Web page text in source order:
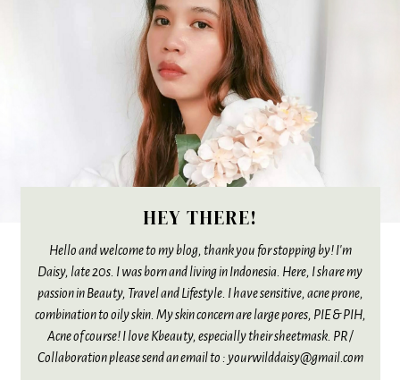
HEY THERE!
Hello and welcome to my blog, thank you for stopping by! I'm
Daisy, late 20s. I was born and living in Indonesia. Here, I share my
passion in Beauty, Travel and Lifestyle. I have sensitive, acne prone,
combination to oily skin. My skin concern are large pores, PIE & PIH,
Acne of course! I love Kbeauty, especially their sheetmask. PR /
Collaboration please send an email to : yourwilddaisy@gmail.com